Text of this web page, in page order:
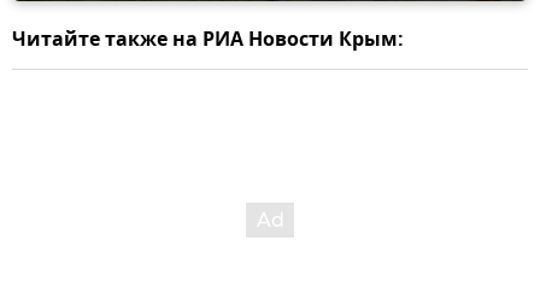
Читайте также на РИА Новости Крым: